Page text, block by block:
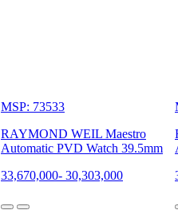
MSP: 73533
RAYMOND WEIL Maestro
Automatic PVD Watch 39.5mm
33,670,000- 30,303,000